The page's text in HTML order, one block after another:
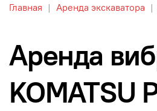
Главная Аренда экскаватора
Аренда
KOMATSU